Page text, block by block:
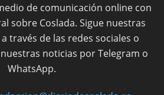
de comunicación online con
sobre Coslada. Sigue nuestras
través de las redes sociales o
noticias por Telegram o
WhatsApp.